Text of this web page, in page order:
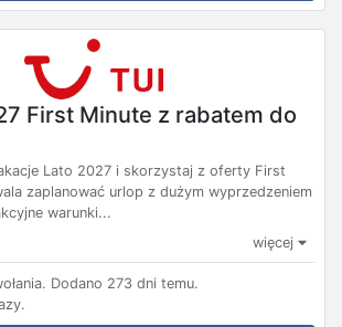
First Minute z rabatem do
Lato 2027 i skorzystaj z oferty First
zaplanować urlop z dużym wyprzedzeniem
warunki...
więcej
Dodano 273 dni temu.